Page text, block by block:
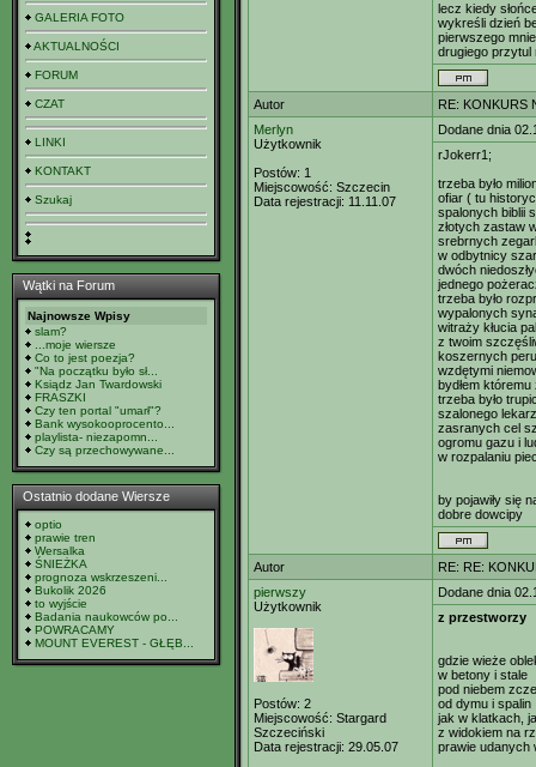
GALERIA FOTO
AKTUALNOŚCI
FORUM
CZAT
LINKI
KONTAKT
Szukaj
Wątki na Forum
Najnowsze Wpisy
slam?
...moje wiersze
Co to jest poezja?
"Na początku było sł...
Ksiądz Jan Twardowski
FRASZKI
Czy ten portal "umarł"?
Bank wysokooprocento...
playlista- niezapomn...
Czy są przechowywane...
Ostatnio dodane Wiersze
optio
prawie tren
Wersalka
ŚNIEŻKA
prognoza wskrzeszeni...
Bukolik 2026
to wyjście
Badania naukowców po...
POWRACAMY
MOUNT EVEREST - GŁĘB...
lecz kiedy
wykreśli dzień
pierwszego
drugiego przytul
Autor
RE: KONKURS
Merlyn
Użytkownik
Postów: 1
Miejscowość: Szczecin
Data rejestracji: 11.11.07
Dodane dnia
rJokerr1;
trzeba było
ofiar ( tu
spalonych biblii
złotych zastaw
srebrnych
w odbytnicy
dwóch
jednego
trzeba było
wypalonych
witraży kłucia
z twoim
koszernych
wzdętymi
bydłem
trzeba było
szalonego
zasranych cel
ogromu gazu i
w rozpalaniu
by pojawiły się
dobre dowcipy
Autor
RE: RE:
pierwszy
Użytkownik
Postów: 2
Miejscowość: Stargard
Szczeciński
Data rejestracji: 29.05.07
Dodane dnia
z przestworzy
gdzie wieże
w betony i stale
pod niebem
od dymu i spalin
jak w klatkach,
z widokiem na
prawie udanych